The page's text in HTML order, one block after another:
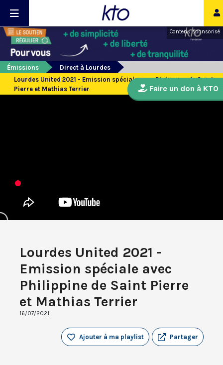
Contenu sponsorisé
Émissions
Direct à Lourdes
Lourdes United 2021 - Emission spéciale avec Philippine de Saint
Pierre et Mathias Terrier
Lourdes United 2021 -
Emission spéciale avec
Philippine de Saint Pierre
et Mathias Terrier
16/07/2021
Partager
Ajouter à ma playlist
Faire un don à KTO